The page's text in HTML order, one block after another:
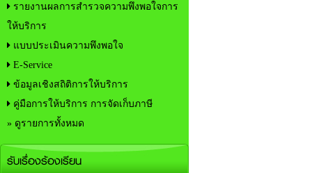
รายงานผลการสำรวจความพึงพอใจการ
ให้บริการ
แบบประเมินความพึงพอใจ
E-Service
ข้อมูลเชิงสถิติการให้บริการ
คู่มือการให้บริการ การจัดเก็บภาษี
» ดูรายการทั้งหมด
รับเรื่องร้องเรียน